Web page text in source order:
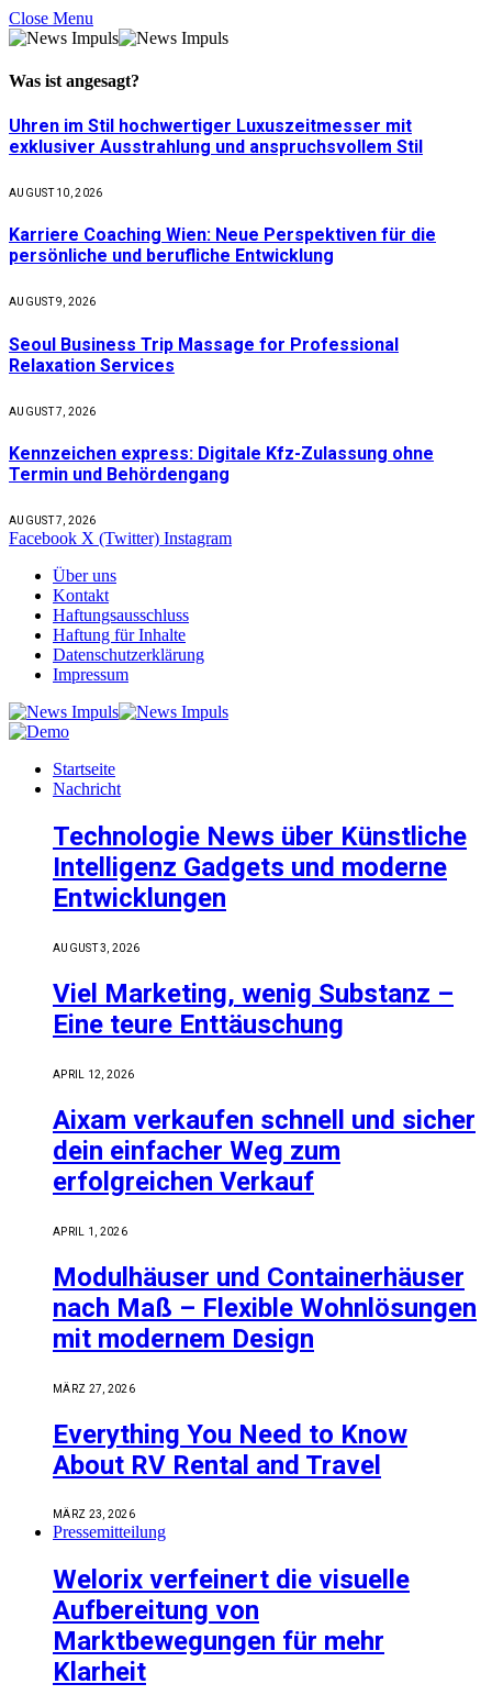
Close Menu
Was ist angesagt?
Uhren im Stil hochwertiger Luxuszeitmesser mit
exklusiver Ausstrahlung und anspruchsvollem Stil
AUGUST 10, 2026
Karriere Coaching Wien: Neue Perspektiven für die
persönliche und berufliche Entwicklung
AUGUST 9, 2026
Seoul Business Trip Massage for Professional
Relaxation Services
AUGUST 7, 2026
Kennzeichen express: Digitale Kfz-Zulassung ohne
Termin und Behördengang
AUGUST 7, 2026
Facebook X (Twitter) Instagram
Über uns
Kontakt
Haftungsausschluss
Haftung für Inhalte
Datenschutzerklärung
Impressum
Startseite
Nachricht
Technologie News über Künstliche
Intelligenz Gadgets und moderne
Entwicklungen
AUGUST 3, 2026
Viel Marketing, wenig Substanz –
Eine teure Enttäuschung
APRIL 12, 2026
Aixam verkaufen schnell und sicher
dein einfacher Weg zum
erfolgreichen Verkauf
APRIL 1, 2026
Modulhäuser und Containerhäuser
nach Maß – Flexible Wohnlösungen
mit modernem Design
MÄRZ 27, 2026
Everything You Need to Know
About RV Rental and Travel
MÄRZ 23, 2026
Pressemitteilung
Welorix verfeinert die visuelle
Aufbereitung von
Marktbewegungen für mehr
Klarheit